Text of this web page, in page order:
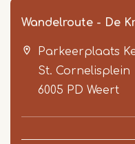
Wandelroute - De
Parkeerplaats
St. Cornelisplein
6005 PD Weert